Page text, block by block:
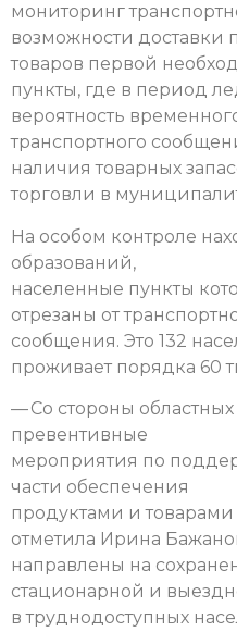
мониторинг
возможности доставки
товаров первой
пункты, где в период
вероятность
транспортного
наличия товарных
торговли в
На особом контроле
образований,
населенные пункты
отрезаны от
сообщения. Это 132
проживает порядка 60
— Со стороны
превентивные
мероприятия по
части обеспечения
продуктами и
отметила Ирина
направлены на
стационарной и
в труднодоступных